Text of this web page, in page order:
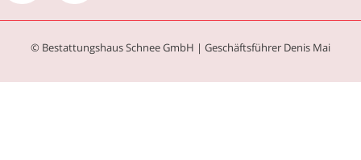
© Bestattungshaus Schnee GmbH | Geschäftsführer Denis Mai